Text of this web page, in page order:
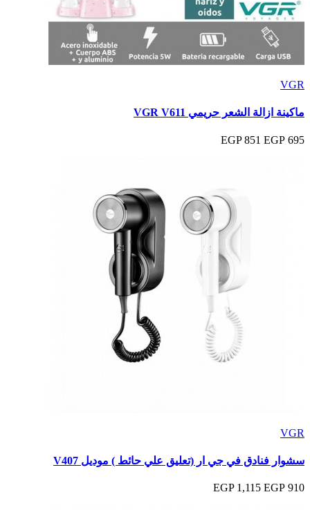
VGR
ماكينة ازالة الشعر حريمي VGR V611
695 EGP
851 EGP
VGR
سشوار فنادق في جي ار (تعليق علي حائط ) موديل V407
910 EGP
1,115 EGP